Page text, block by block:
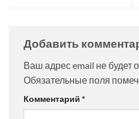
Добавить
Ваш адрес email не будет
Обязательные поля
Комментарий *